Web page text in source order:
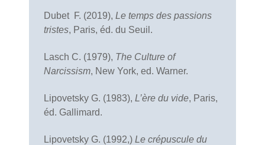
Dubet F. (2019), Le temps des passions
tristes, Paris, éd. du Seuil.
Lasch C. (1979), The Culture of
Narcissism, New York, ed. Warner.
Lipovetsky G. (1983), L’ère du vide, Paris,
éd. Gallimard.
Lipovetsky G. (1992,) Le crépuscule du